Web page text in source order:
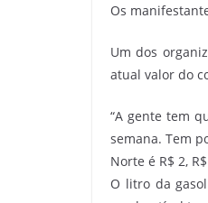
Os
Um dos
atual valor do
“A gente tem
semana. Tem
Norte é R$ 2,
O litro da